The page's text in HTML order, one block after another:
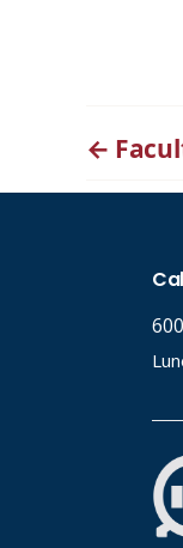
←